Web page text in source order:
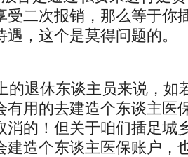
受二次报销，那么等于你
，这个是莫得问题的。
的退休东谈主员来说，如
有用的去建造个东谈主医
消的！但关于咱们插足城
建造个东谈主医保账户，